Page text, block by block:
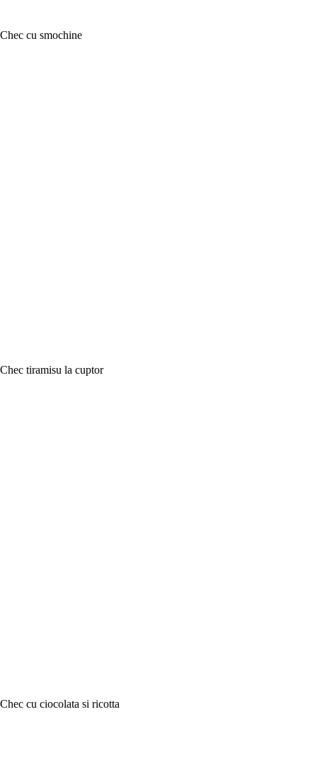
Chec cu smochine
Chec tiramisu la cuptor
Chec cu ciocolata si ricotta